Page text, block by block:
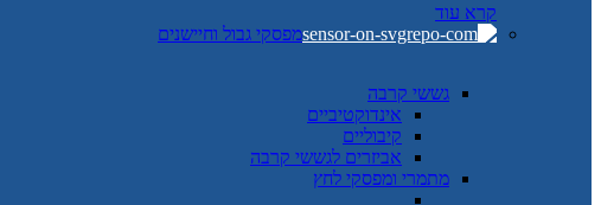
קרא עוד
מפסקי גבול וחיישנים
גששי קרבה
אינדוקטיביים
קיבוליים
אביזרים לגששי קרבה
מתמרי ומפסקי לחץ